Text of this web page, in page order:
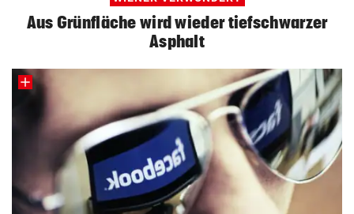
Aus Grünfläche wird wieder tiefschwarzer
Asphalt